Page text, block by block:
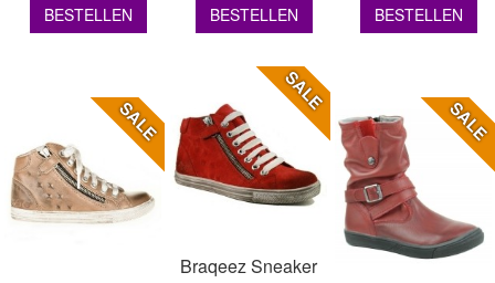
BESTELLEN
BESTELLEN
BESTELLEN
SALE
SALE
Braqeez Sneaker
SALE